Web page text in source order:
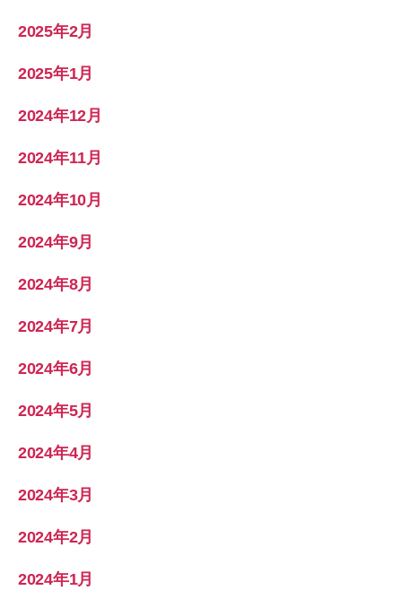
2025年2月
2025年1月
2024年12月
2024年11月
2024年10月
2024年9月
2024年8月
2024年7月
2024年6月
2024年5月
2024年4月
2024年3月
2024年2月
2024年1月